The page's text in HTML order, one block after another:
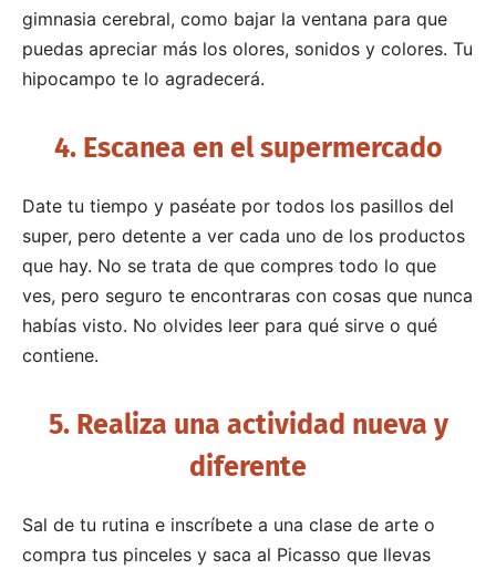
gimnasia cerebral, como bajar la ventana para que
puedas apreciar más los olores, sonidos y colores. Tu
hipocampo te lo agradecerá.
4. Escanea en el supermercado
Date tu tiempo y paséate por todos los pasillos del
super, pero detente a ver cada uno de los productos
que hay. No se trata de que compres todo lo que
ves, pero seguro te encontraras con cosas que nunca
habías visto. No olvides leer para qué sirve o qué
contiene.
5. Realiza una actividad nueva y
diferente
Sal de tu rutina e inscríbete a una clase de arte o
compra tus pinceles y saca al Picasso que llevas